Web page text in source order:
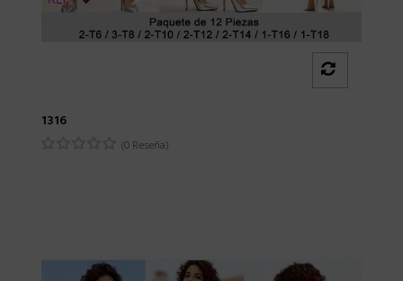
1316
(0 Reseña)